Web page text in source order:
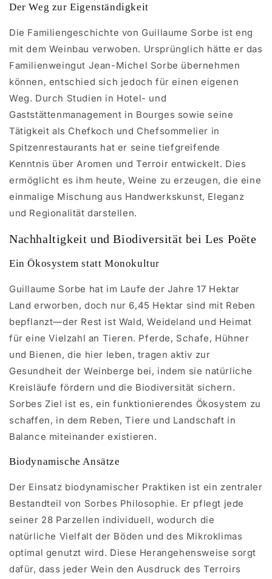
Der Weg zur Eigenständigkeit
Die Familiengeschichte von Guillaume Sorbe ist eng
mit dem Weinbau verwoben. Ursprünglich hätte er das
Familienweingut Jean-Michel Sorbe übernehmen
können, entschied sich jedoch für einen eigenen
Weg. Durch Studien in Hotel- und
Gaststättenmanagement in Bourges sowie seine
Tätigkeit als Chefkoch und Chefsommelier in
Spitzenrestaurants hat er seine tiefgreifende
Kenntnis über Aromen und Terroir entwickelt. Dies
ermöglicht es ihm heute, Weine zu erzeugen, die eine
einmalige Mischung aus Handwerkskunst, Eleganz
und Regionalität darstellen.
Nachhaltigkeit und Biodiversität bei Les Poëte
Ein Ökosystem statt Monokultur
Guillaume Sorbe hat im Laufe der Jahre 17 Hektar
Land erworben, doch nur 6,45 Hektar sind mit Reben
bepflanzt—der Rest ist Wald, Weideland und Heimat
für eine Vielzahl an Tieren. Pferde, Schafe, Hühner
und Bienen, die hier leben, tragen aktiv zur
Gesundheit der Weinberge bei, indem sie natürliche
Kreisläufe fördern und die Biodiversität sichern.
Sorbes Ziel ist es, ein funktionierendes Ökosystem zu
schaffen, in dem Reben, Tiere und Landschaft in
Balance miteinander existieren.
Biodynamische Ansätze
Der Einsatz biodynamischer Praktiken ist ein zentraler
Bestandteil von Sorbes Philosophie. Er pflegt jede
seiner 28 Parzellen individuell, wodurch die
natürliche Vielfalt der Böden und des Mikroklimas
optimal genutzt wird. Diese Herangehensweise sorgt
dafür, dass jeder Wein den Ausdruck des Terroirs